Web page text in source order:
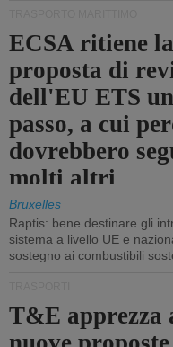
ECSA ritiene la
proposta di
dell'EU ETS
passo, a cui
dovrebbero
molti altri
Bruxelles
Raptis: bene destinare gli
sistema a livello UE e
sostegno ai combustibili
T&E apprezza